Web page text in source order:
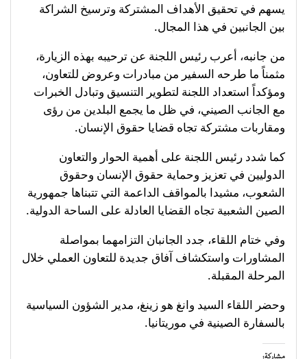
يسهم في تحقيق الأهداف المشتركة وترسيخ الشراكة
بين الجانبين في هذا المجال.
من جانبه، أعرب رئيس اللجنة عن ترحيبه بهذه الزيارة،
مثمناً ما طرحه السفير من مبادرات وعروض للتعاون،
ومؤكداً استعداد اللجنة لتطوير التنسيق وتبادل الخبرات
مع الجانب الصيني، في ظل ما يجمع البلدين من رؤى
ومقاربات مشتركة تجاه قضايا حقوق الإنسان.
كما شدد رئيس اللجنة على أهمية الحوار والتعاون
الدوليين في تعزيز وحماية حقوق الإنسان وحقوق
الشعوب، مشيدا بالمواقف الداعمة التي تتبناها جمهورية
الصين الشعبية تجاه القضايا العادلة على الساحة الدولية.
وفي ختام اللقاء، جدد الجانبان التزامهما بمواصلة
المشاورات واستكشاف آفاق جديدة للتعاون العملي خلال
المرحلة المقبلة.
وحضر اللقاء السيد وانغ هو زينغ، مدير الشؤون السياسية
بالسفارة الصينية في موريتانيا.
مشاركة: